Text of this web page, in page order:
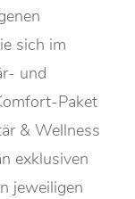
sich im
und
Paket
& Wellness
exklusiven
jeweiligen